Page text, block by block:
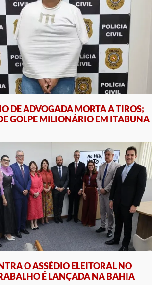
DE ADVOGADA MORTA A TIROS;
GOLPE MILIONÁRIO EM ITABUNA
O ASSÉDIO ELEITORAL NO
É LANÇADA NA BAHIA